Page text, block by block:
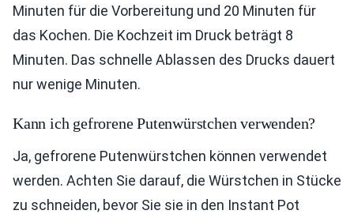
Minuten für die Vorbereitung und 20 Minuten für
das Kochen. Die Kochzeit im Druck beträgt 8
Minuten. Das schnelle Ablassen des Drucks dauert
nur wenige Minuten.
Kann ich gefrorene Putenwürstchen verwenden?
Ja, gefrorene Putenwürstchen können verwendet
werden. Achten Sie darauf, die Würstchen in Stücke
zu schneiden, bevor Sie sie in den Instant Pot